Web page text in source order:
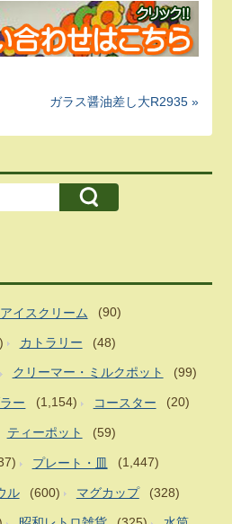
ガラス醤油差し大R2935 »
アイスクリーム (90)
カトラリー (48)
クリーマー・ミルクポット (99)
ー (1,154) コースター (20)
ティーポット (59)
プレート・皿 (1,447)
ル (600) マグカップ (328)